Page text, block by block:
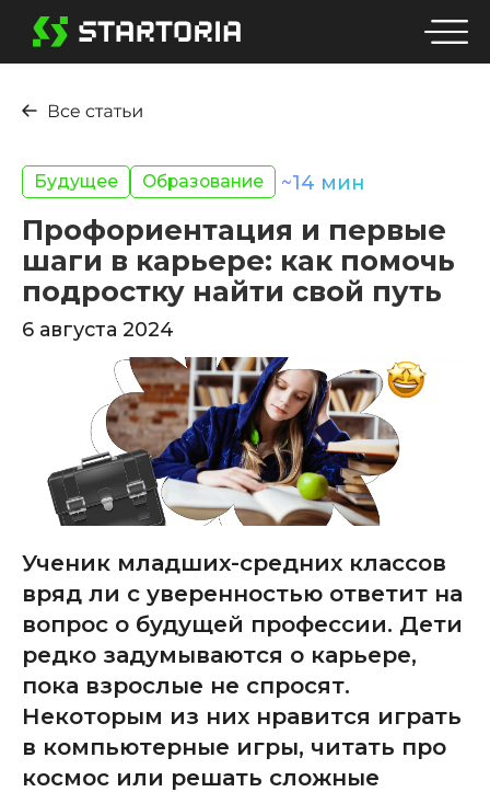
Будущее Образование ~14 мин
Профориентация и первые
шаги в карьере: как помочь
подростку найти свой путь
6 августа 2024
Ученик младших-средних классов
вряд ли с уверенностью ответит на
вопрос о будущей профессии. Дети
редко задумываются о карьере,
пока взрослые не спросят.
Некоторым из них нравится играть
в компьютерные игры, читать про
космос или решать сложные